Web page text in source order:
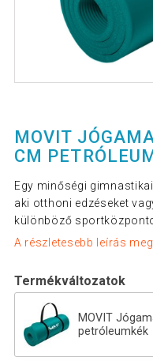
MOVIT
CM
Egy minőségi
aki otthoni edzéseket
különböző
A részletesebb leírás
Termékváltozatok
MOVIT
petróleumkék